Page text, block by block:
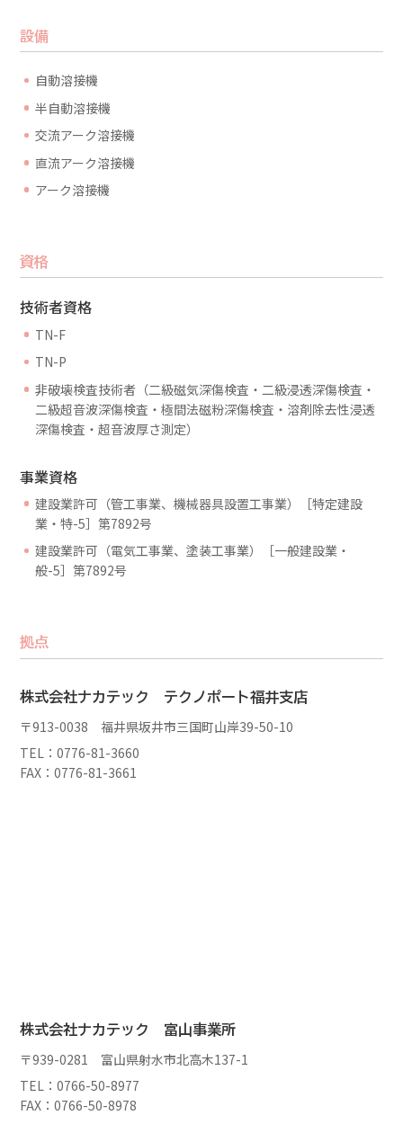
設備
自動溶接機
半自動溶接機
交流アーク溶接機
直流アーク溶接機
アーク溶接機
資格
技術者資格
TN-F
TN-P
非破壊検査技術者（二級磁気深傷検査・二級浸透深傷検査・
二級超音波深傷検査・極間法磁粉深傷検査・溶剤除去性浸透
深傷検査・超音波厚さ測定）
事業資格
建設業許可（管工事業、機械器具設置工事業）［特定建設
業・特-5］第7892号
建設業許可（電気工事業、塗装工事業）［一般建設業・
般-5］第7892号
拠点
株式会社ナカテック テクノポート福井支店
〒913-0038 福井県坂井市三国町山岸39-50-10
TEL：0776-81-3660
FAX：0776-81-3661
株式会社ナカテック 富山事業所
〒939-0281 富山県射水市北高木137-1
TEL：0766-50-8977
FAX：0766-50-8978